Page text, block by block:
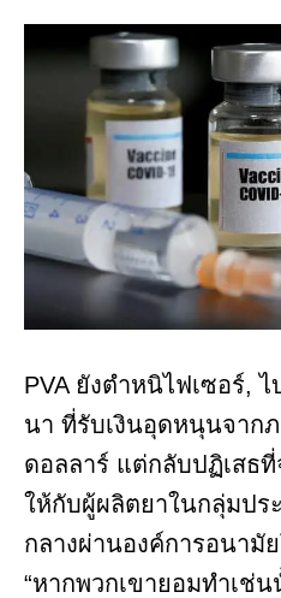
PVA ยังตำหนิไฟเซอร์,
นา ที่รับเงินอุดหนุนจาก
ดอลลาร์ แต่กลับปฏิเสธ
ให้กับผู้ผลิตยาในกลุ่มปร
กลางผ่านองค์การอนามั
“หากพวกเขายอมทำเช่